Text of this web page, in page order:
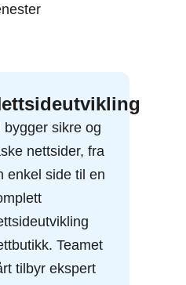
bygger sikre og
nettsider, fra
enkel side til en
Teamet
tilbyr ekspert